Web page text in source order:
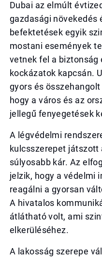
Dubai az elmúlt
gazdasági növekedés
befektetések egyik
mostani események
vetnek fel a biztonság
kockázatok kapcsán.
gyors és
hogy a város és az
jellegű fenyegetések
A légvédelmi
kulcsszerepet játszott
súlyosabb kár. Az
jelzik, hogy a védelmi
reagálni a gyorsan
A hivatalos
átlátható volt, ami
elkerüléséhez.
A lakosság szerepe